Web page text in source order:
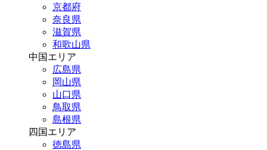
京都府
奈良県
滋賀県
和歌山県
中国エリア
広島県
岡山県
山口県
鳥取県
島根県
四国エリア
徳島県